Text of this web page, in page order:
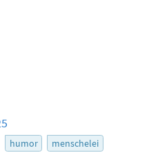
humor menschelei